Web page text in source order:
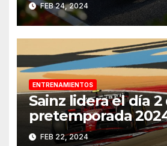
FEB 24, 2024
ENTRENAMIENTOS
Sainz lidera el día 2
pretemporada
FEB 22, 2024